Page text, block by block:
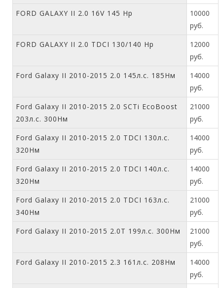
FORD GALAXY II 2.0 16V 145 Hp
10000
руб.
FORD GALAXY II 2.0 TDCI 130/140 Hp
12000
руб.
Ford Galaxy II 2010-2015 2.0 145л.с. 185Нм
14000
руб.
Ford Galaxy II 2010-2015 2.0 SCTi EcoBoost
203л.с. 300Нм
21000
руб.
Ford Galaxy II 2010-2015 2.0 TDCI 130л.с.
320Нм
14000
руб.
Ford Galaxy II 2010-2015 2.0 TDCI 140л.с.
320Нм
14000
руб.
Ford Galaxy II 2010-2015 2.0 TDCI 163л.с.
340Нм
21000
руб.
Ford Galaxy II 2010-2015 2.0T 199л.с. 300Нм
21000
руб.
Ford Galaxy II 2010-2015 2.3 161л.с. 208Нм
14000
руб.